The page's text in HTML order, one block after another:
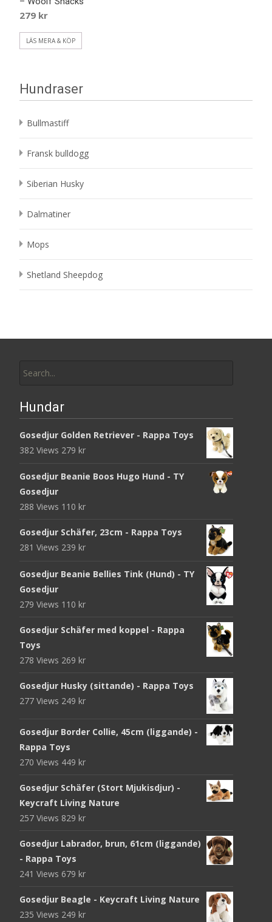
279 kr
LÄS MERA & KÖP
Hundraser
Bullmastiff
Fransk bulldogg
Siberian Husky
Dalmatiner
Mops
Shetland Sheepdog
for:
Hundar
Gosedjur Golden Retriever - Rappa Toys
382 Views 279 kr
Gosedjur Beanie Boos Hugo Hund - TY
Gosedjur
288 Views 110 kr
Gosedjur Schäfer, 23cm - Rappa Toys
281 Views 239 kr
Gosedjur Beanie Bellies Tink (Hund) - TY
Gosedjur
279 Views 110 kr
Gosedjur Schäfer med koppel - Rappa
Toys
278 Views 269 kr
Gosedjur Husky (sittande) - Rappa Toys
277 Views 249 kr
Gosedjur Border Collie, 45cm (liggande) -
Rappa Toys
270 Views 449 kr
Gosedjur Schäfer (Stort Mjukisdjur) -
Keycraft Living Nature
257 Views 829 kr
Gosedjur Labrador, brun, 61cm (liggande)
- Rappa Toys
241 Views 679 kr
Gosedjur Beagle - Keycraft Living Nature
235 Views 249 kr